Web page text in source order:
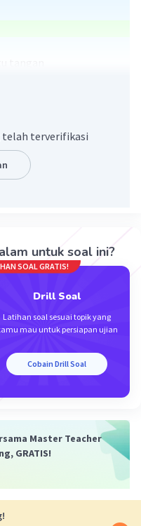
sehingga ia bisa
tangan
menjaga, dan
Balas
telah terverifikasi
untuk soal ini?
SOAL GRATIS!
Drill Soal
Latihan soal sesuai topik yang
mau untuk persiapan ujian
Cobain Drill Soal
Master Teacher
GRATIS!